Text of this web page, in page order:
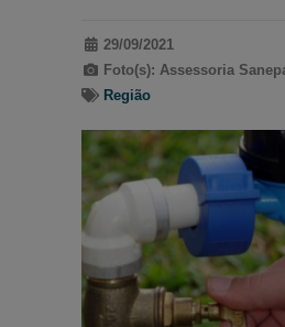
29/09/2021
Foto(s): Assessoria
Região